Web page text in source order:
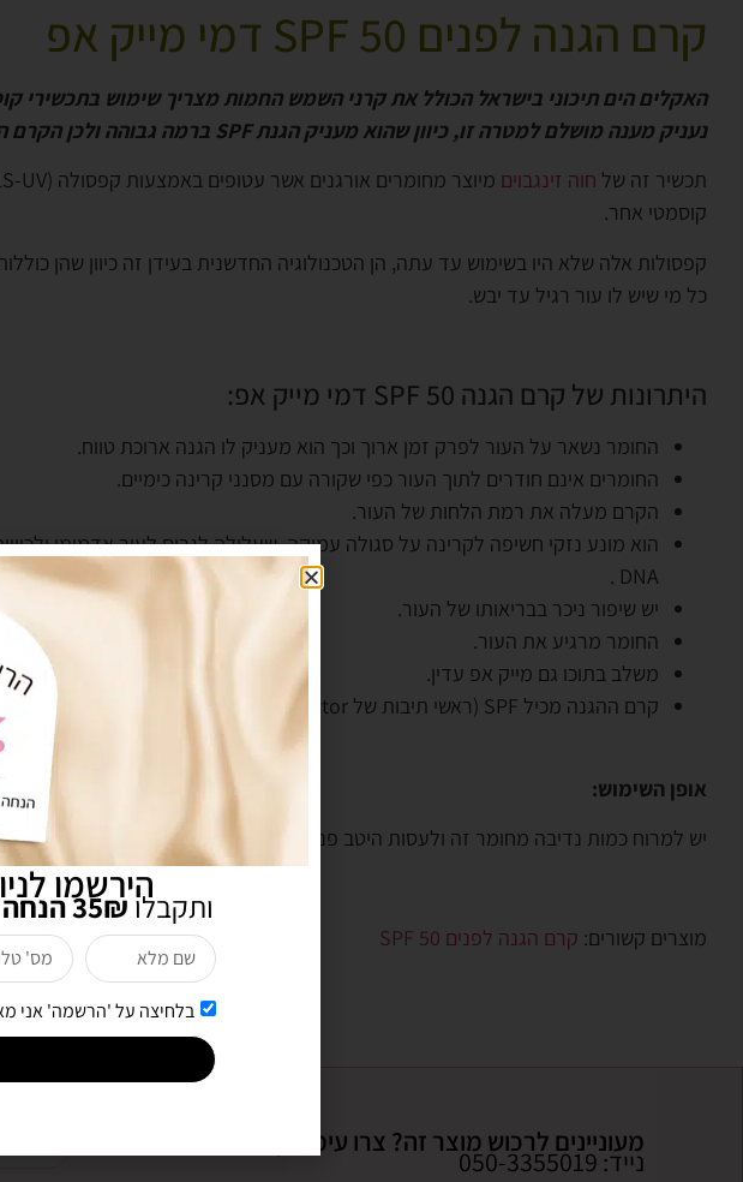
קרם הגנה לפנים 50 SPF דמי מייק אפ
נעניק מענה מושלם למטרה זו, כיוון שהוא מעניק הגנת SPF ברמה גבוהה ולכן הקרם הוא בטוח לשימוש.
תכשיר זה של חוה זינגבוים
קוסמטי אחר.
קפסולות אלה שלא היו בשימוש עד עתה, הן הטכנולוגיה החדשנית בעידן זה כיוון שהן
כל מי שיש לו עור רגיל עד יבש.
היתרונות של קרם הגנה 50 SPF דמי מייק אפ:
החומר נשאר על העור לפרק זמן ארוך וכך הוא מעניק לו הגנה ארוכת טווח.
החומרים אינם חודרים לתוך העור כפי שקורה עם מסנני קרינה כימיים.
הקרם מעלה את רמת הלחות של העור.
DNA .
יש שיפור ניכר בבריאותו של העור.
החומר מרגיע את העור.
משלב בתוכו גם מייק אפ עדין.
קרם ההגנה מכיל SPF (ראשי תיבות של Sun Protection Factor) מעניק הגנה שהיא פי 50 גבוהה יותר מכל תכשיר קוסמטי אחר המיועד ליצור הגנה מפני השמש.
אופן השימוש:
יש למרוח כמות נדיבה מחומר זה ולעסות היטב פנימה לתוך העור.
מוצרים קשורים: קרם הגנה לפנים SPF 50
מעוניינים לרכוש מוצר זה? צרו עימנו קשר:
נייד: 050-3355019
הירשמוותקבלו
בלחיצה על 'הרשמה' אני